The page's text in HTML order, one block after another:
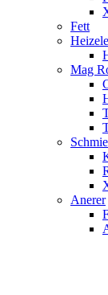
Fett
Mag
Anerer